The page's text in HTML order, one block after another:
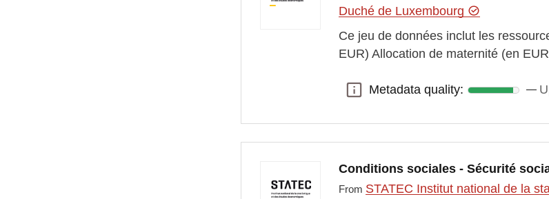
Duché de Luxembourg
Ce jeu de données inclut les
EUR) Allocation de maternité (en
Metadata quality:
Metadata quality:
Conditions sociales - Sécurité
From STATEC Institut national de la